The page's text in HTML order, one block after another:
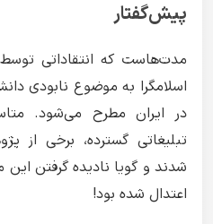
پیش‌گفتار
مدت‌هاست که انتقاداتی
اسلامگرا به موضوع نابودی
در ایران مطرح می‌شود.
تبلیغاتی گسترده، برخی از
شدند و گویا نادیده گرفتن
اعتدال شده بود!